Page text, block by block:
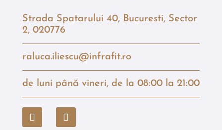
Strada Spatarului 40, Bucuresti, Sector
2, 020776
raluca.iliescu@infrafit.ro
de luni până vineri, de la 08:00 la 21:00